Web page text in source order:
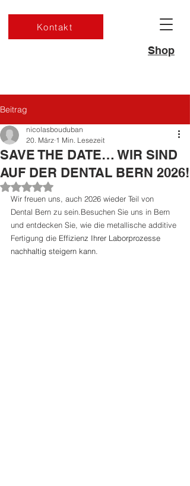
Shop
Kontakt
Beitrag
SAVE THE DATE… WIR SIND
AUF DER DENTAL BERN 2026!
nicolasbouduban
20. März 1 Min. Lesezeit
Mit NaN von 5 Sternen bewertet.
Wir freuen uns, auch 2026 wieder Teil von
Dental Bern zu sein.Besuchen Sie uns in Bern
und entdecken Sie, wie die metallische additive
Fertigung die Effizienz Ihrer Laborprozesse
nachhaltig steigern kann.